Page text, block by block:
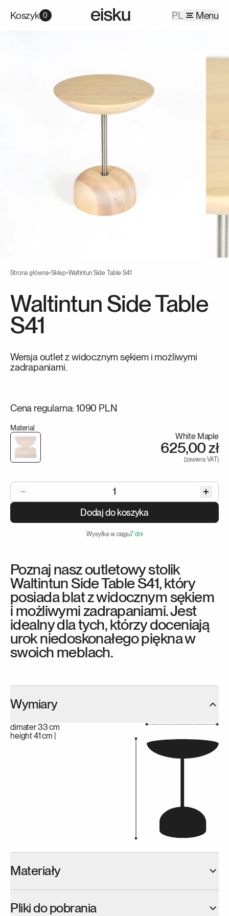
Koszyk 0 PL Menu
Strona główna•Sklep•Waltintun Side Table S41
Waltintun Side Table
S41
Wersja outlet z widocznym sękiem i możliwymi
zadrapaniami.
Cena regularna: 1090 PLN
Material
White Maple
625,00 zł
(zawiera VAT)
1
Dodaj do koszyka
Wysyłka w ciągu7 dni
Poznaj nasz outletowy stolik
Waltintun Side Table S41, który
posiada blat z widocznym sękiem
i możliwymi zadrapaniami. Jest
idealny dla tych, którzy doceniają
urok niedoskonałego piękna w
swoich meblach.
Wymiary
dimater 33 cm
height 41 cm |
Materiały
Drewno
Pliki do pobrania